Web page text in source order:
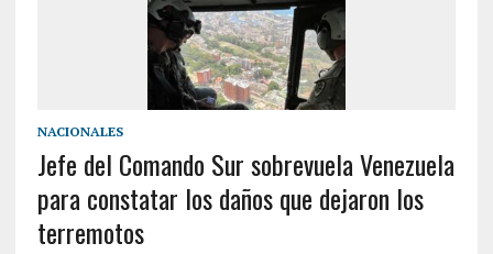
NACIONALES
Jefe del Comando Sur sobrevuela Venezuela
para constatar los daños que dejaron los
terremotos